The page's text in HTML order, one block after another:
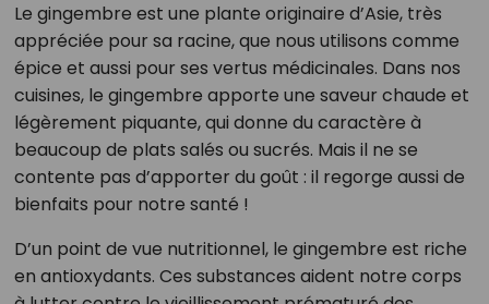
Le gingembre est une plante originaire d’Asie, très
appréciée pour sa racine, que nous utilisons comme
épice et aussi pour ses vertus médicinales. Dans nos
cuisines, le gingembre apporte une saveur chaude et
légèrement piquante, qui donne du caractère à
beaucoup de plats salés ou sucrés. Mais il ne se
contente pas d’apporter du goût : il regorge aussi de
bienfaits pour notre santé !
D’un point de vue nutritionnel, le gingembre est riche
en antioxydants. Ces substances aident notre corps